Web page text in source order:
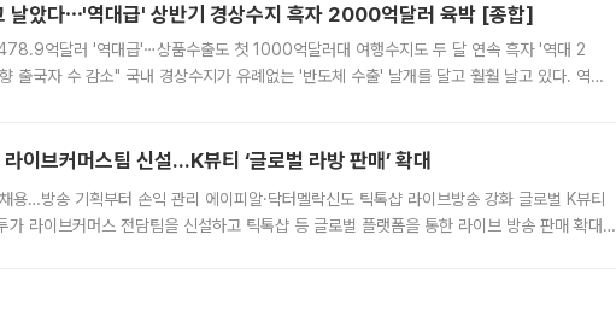
날았다⋯'역대급' 상반기 경상수지 흑자 2000억달러 육박 [종합]
억달러 '역대급'⋯상품수출도 첫 1000억달러대 여행수지도 두 달 연속 흑자 '역대 2
출국자 수 감소" 국내 경상수지가 유례없는 '반도체 수출' 날개를 달고 훨훨 날고 있다. 역대
이브커머스팀 신설…K뷰티 ‘글로벌 라방 판매’ 확대
용…방송 기획부터 손익 관리 에이피알·닥터멜락신도 틱톡샵 라이브방송 강화 글로벌 K뷰티
가 라이브커머스 전담팀을 신설하고 틱톡샵 등 글로벌 플랫폼을 통한 라이브 방송 판매 확대에